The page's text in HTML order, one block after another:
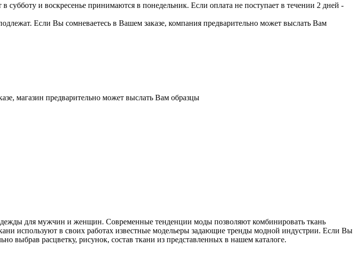
и воскресенье принимаются в понедельник. Если оплата не поступает в течении 2 дней -
Если Вы сомневаетесь в Вашем заказе, компания предварительно может выслать Вам
магазин предварительно может выслать Вам образцы
для мужчин и женщин. Современные тенденции моды позволяют комбинировать ткань
используют в своих работах известные модельеры задающие тренды модной индустрии. Если Вы
выбрав расцветку, рисунок, состав ткани из представленных в нашем каталоге.